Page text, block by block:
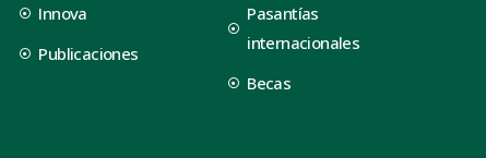
Innova
Publicaciones
Pasantías
internacionales
Becas